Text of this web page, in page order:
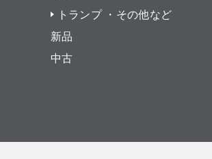
トランプ ・その他など
新品
中古